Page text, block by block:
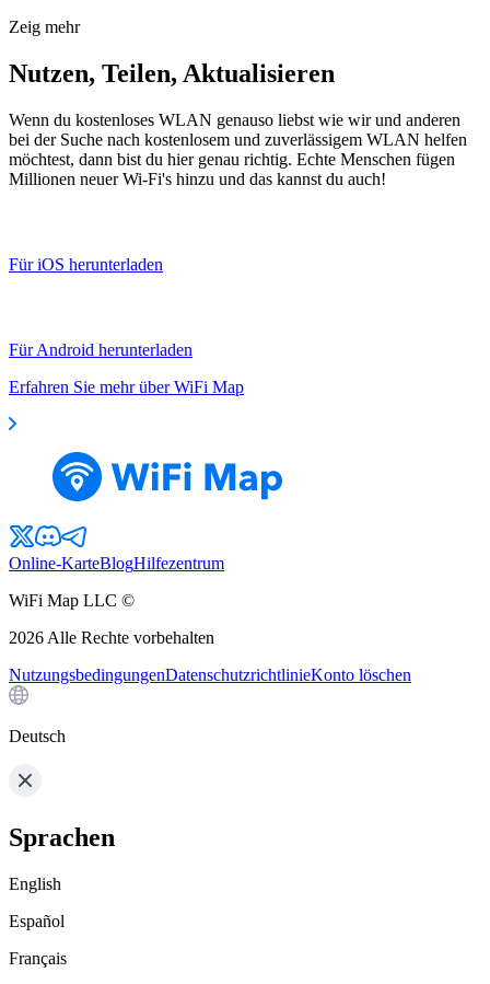
Zeig mehr
Nutzen, Teilen, Aktualisieren
Wenn du kostenloses WLAN genauso liebst wie wir und anderen
bei der Suche nach kostenlosem und zuverlässigem WLAN helfen
möchtest, dann bist du hier genau richtig. Echte Menschen fügen
Millionen neuer Wi-Fi's hinzu und das kannst du auch!
Für iOS herunterladen
Für Android herunterladen
Erfahren Sie mehr über WiFi Map
Online-KarteBlogHilfezentrum
WiFi Map LLC ©
2026 Alle Rechte vorbehalten
NutzungsbedingungenDatenschutzrichtlinieKonto löschen
Deutsch
Sprachen
English
Español
Français